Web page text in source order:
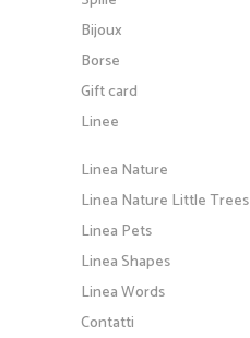
Bijoux
Borse
Gift card
Linee
Linea Nature
Linea Nature Little Trees
Linea Pets
Linea Shapes
Linea Words
Contatti